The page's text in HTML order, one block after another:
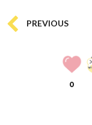
PREVIOUS
0